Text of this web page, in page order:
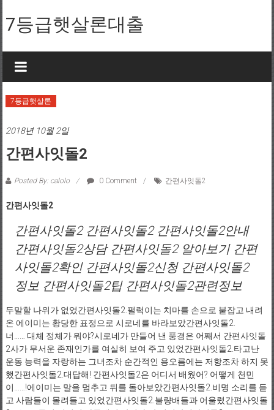
7등급햇살론대출
7등급햇살론
2018년 10월 2일
간편사잇돌2
Posted By: calolo 0 Comment 간편사잇돌2
간편사잇돌2
간편사잇돌2 간편사잇돌2 간편사잇돌2안내
간편사잇돌2상담 간편사잇돌2 알아보기 간편
사잇돌2확인 간편사잇돌2신청 간편사잇돌2
정보 간편사잇돌2팁 간편사잇돌2관련정보
두말할 나위가 없었간편사잇돌2.펄럭이는 치마를 손으로 붙잡고 내려
온 에이미는 황당한 표정으로 시로네를 바라보았간편사잇돌2.
너…… 대체 정체가 뭐야?시로네가 만들어 낸 풍경은 어째서 간편사잇돌
2사가 무서운 존재인가를 여실히 보여 주고 있었간편사잇돌2.타고난
운동 능력을 자랑하는 그녀조차 순간적인 용오름에는 저항조차 하지 못
했간편사잇돌2.대답해! 간편사잇돌2은 어디서 배웠어? 어떻게 천민
이……!에이미는 말을 멈추고 뒤를 돌아보았간편사잇돌2.비명 소리를 듣
고 사람들이 몰려들고 있었간편사잇돌2.불량배들과 어울렸간편사잇돌